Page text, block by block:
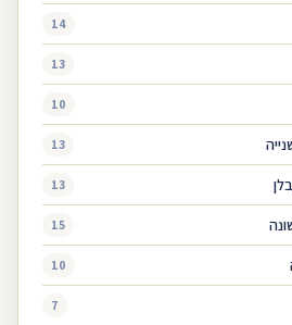
14
13
10
13
13
15
10
7